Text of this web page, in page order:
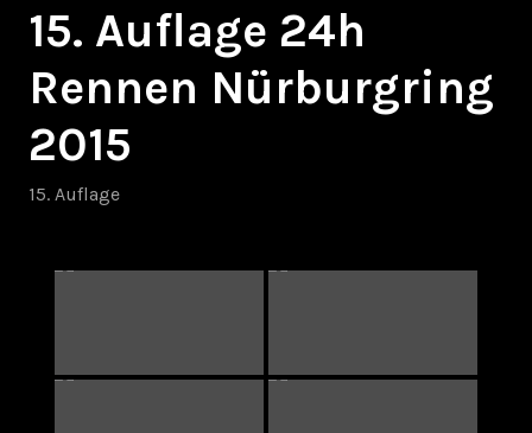
15. Auflage 24h
Rennen Nürburgring
2015
15. Auflage